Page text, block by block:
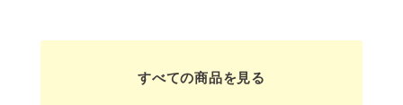
すべての商品を見る